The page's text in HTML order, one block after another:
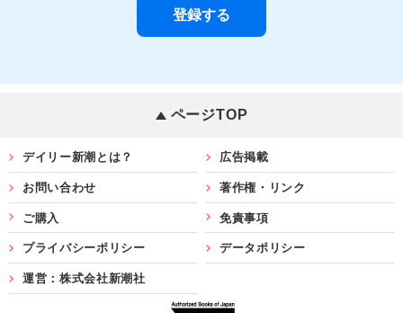
ページTOP
デイリー新潮とは？ 広告掲載
お問い合わせ 著作権・リンク
ご購入 免責事項
プライバシーポリシー データポリシー
運営：株式会社新潮社